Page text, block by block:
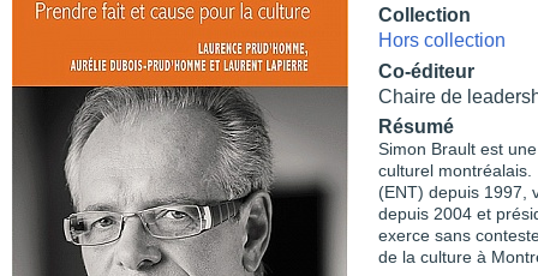
Collection
Hors collection
Co-éditeur
Chaire de
Résumé
Simon Brault est
culturel montréalais.
(ENT) depuis 1997,
depuis 2004 et
exerce sans
de la culture à